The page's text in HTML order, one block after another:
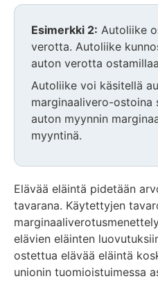
Huomio
osio
alkaa
Esimerkki 2: Autoliike
verotta. Autoliike
auton verotta
Autoliike voi käsitellä
marginaalivero-ostoina
auton myynnin
myyntinä.
päättyy
Elävää eläintä pidetään
tavarana. Käytettyjen
elävien eläinten
ostettua elävää eläintä
unionin tuomioistuimessa